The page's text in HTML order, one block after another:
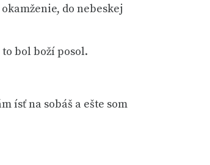
do nebeskej
bol boží posol.
ísť na sobáš a ešte som